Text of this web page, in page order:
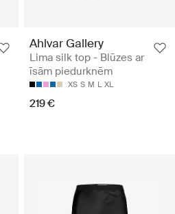
Ahlvar Gallery
Lima silk top - Blūzes ar
īsām piedurknēm
XS S M L XL
219 €